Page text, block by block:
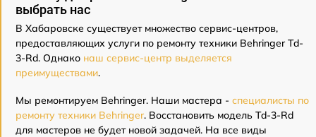
выбрать нас
В Хабаровске существует множество сервис-центров,
предоставляющих услуги по ремонту техники Behringer Td-
3-Rd. Однако наш сервис-центр выделяется
преимуществами.
Мы ремонтируем Behringer. Наши мастера - специалисты по
ремонту техники Behringer. Восстановить модель Td-3-Rd
для мастеров не будет новой задачей. На все виды